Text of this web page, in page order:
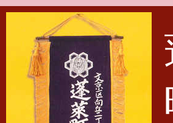
メインコンテンツに移